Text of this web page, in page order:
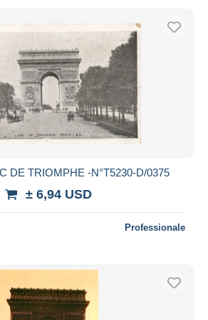
DE TRIOMPHE -N°T5230-D/0375
± 6,94 USD
Professionale